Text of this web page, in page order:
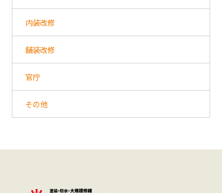
内装改修
舗装改修
官庁
その他